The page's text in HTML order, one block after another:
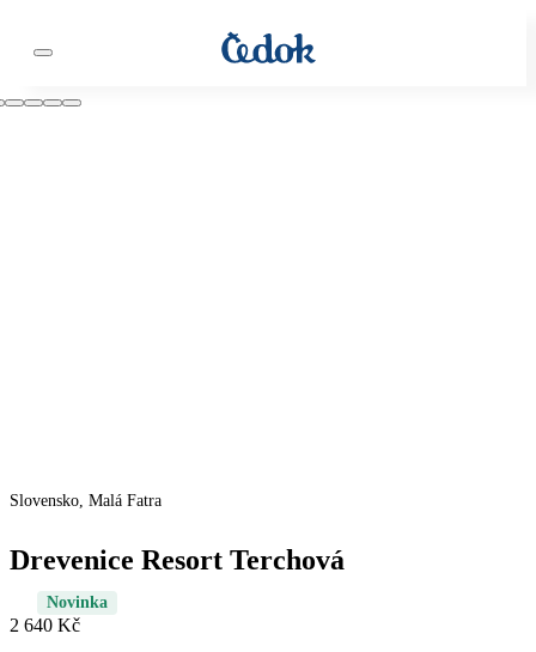
Slovensko, Malá Fatra
Drevenice Resort Terchová
Novinka
2 640 Kč